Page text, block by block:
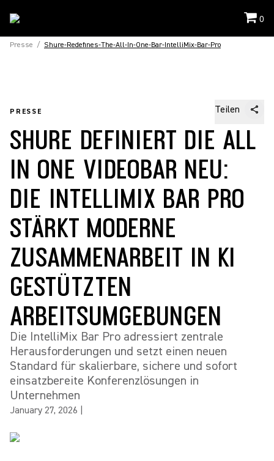
0
Presse / Shure-Redefines-The-All-In-One-Bar-IntelliMix-Bar-Pro
PRESSE Teilen
SHURE DEFINIERT DIE ALL
IN ONE VIDEOBAR NEU:
DIE INTELLIMIX BAR PRO
STÄRKT MODERNE
ZUSAMMENARBEIT IN KI
GESTÜTZTEN
ARBEITSUMGEBUNGEN
Die IntelliMix Bar Pro adressiert zentrale
Herausforderungen und setzt einen neuen
Standard für skalierbare, sichere und sofort
einsatzbereite Konferenzlösungen in
Unternehmen
January 27, 2026